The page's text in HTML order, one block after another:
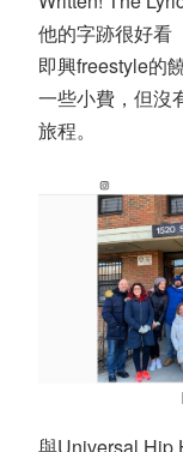
他的字跡很好看
即興freestyle的
一些小費，但沒
旅程。